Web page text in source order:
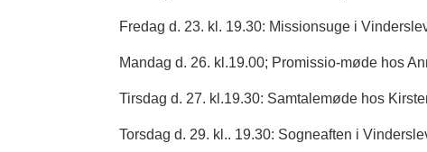
Fredag d. 23. kl. 19.30: Missionsuge i
Mandag d. 26. kl.19.00; Promissio-møde hos
Tirsdag d. 27. kl.19.30: Samtalemøde hos
Torsdag d. 29. kl.. 19.30: Sogneaften i